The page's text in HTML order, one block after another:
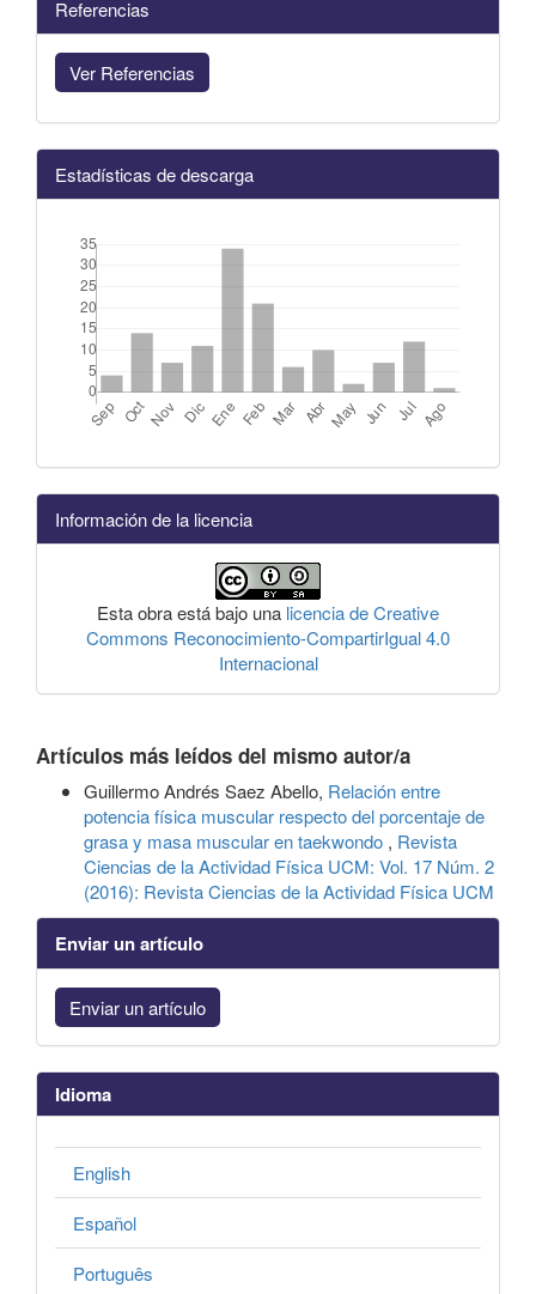
Referencias
Ver Referencias
Estadísticas de descarga
Información de la licencia
Esta obra está bajo una licencia de Creative
Commons Reconocimiento-CompartirIgual 4.0
Internacional
Artículos más leídos del mismo autor/a
Guillermo Andrés Saez Abello, Relación entre
potencia física muscular respecto del porcentaje de
grasa y masa muscular en taekwondo , Revista
Ciencias de la Actividad Física UCM: Vol. 17 Núm. 2
(2016): Revista Ciencias de la Actividad Física UCM
Enviar un artículo
Enviar un artículo
Idioma
English
Español
Português